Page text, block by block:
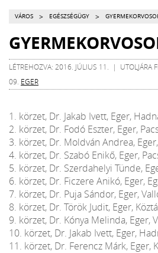
VÁROS > EGÉSZSÉGÜGY >
LÉTREHOZVA: 2016. JÚLIUS 11. | UTOLJÁRA
09. EGER
1. körzet, Dr. Jakab Ivett, Eger,
2. körzet, Dr. Fodó Eszter, Eger,
3. körzet, Dr. Moldván Andrea,
4. körzet, Dr. Szabó Enikő, Eger,
5. körzet, Dr. Szerdahelyi Tünde,
6. körzet, Dr. Ficzere Anikó, Eger,
7. körzet, Dr. Puja Sándor, Eger,
8. körzet, Dr. Török Judit, Eger,
9. körzet, Dr. Kónya Melinda, Eger,
10. körzet, Dr. Jakab Ivett, Eger,
11. körzet, Dr. Ferencz Márk, Eger,